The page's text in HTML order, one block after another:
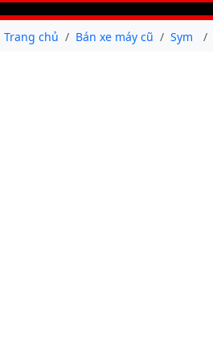
Trang chủ Bán xe máy cũ Sym